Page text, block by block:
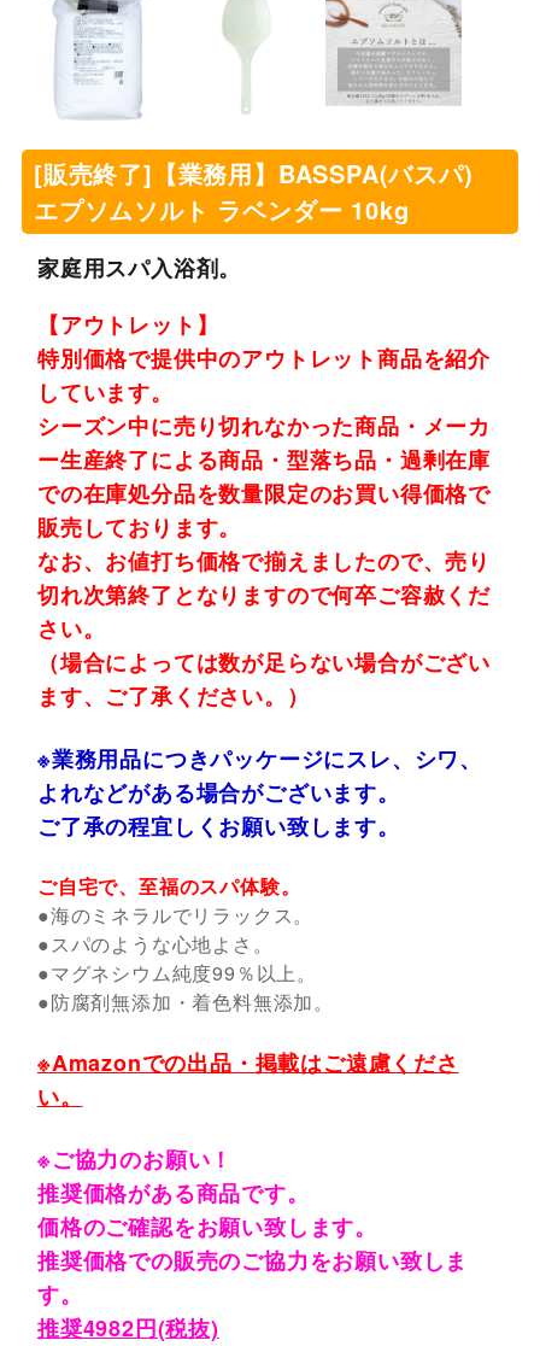
[販売終了]【業務用】BASSPA(バスパ)
エプソムソルト ラベンダー 10kg
家庭用スパ入浴剤。
【アウトレット】
特別価格で提供中のアウトレット商品を紹介
しています。
シーズン中に売り切れなかった商品・メーカ
ー生産終了による商品・型落ち品・過剰在庫
での在庫処分品を数量限定のお買い得価格で
販売しております。
なお、お値打ち価格で揃えましたので、売り
切れ次第終了となりますので何卒ご容赦くだ
さい。
（場合によっては数が足らない場合がござい
ます、ご了承ください。）
※業務用品につきパッケージにスレ、シワ、
よれなどがある場合がございます。
ご了承の程宜しくお願い致します。
ご自宅で、至福のスパ体験。
●海のミネラルでリラックス。
●スパのような心地よさ。
●マグネシウム純度99％以上。
●防腐剤無添加・着色料無添加。
※Amazonでの出品・掲載はご遠慮くださ
い。
※ご協力のお願い！
推奨価格がある商品です。
価格のご確認をお願い致します。
推奨価格での販売のご協力をお願い致しま
す。
推奨4982円(税抜)